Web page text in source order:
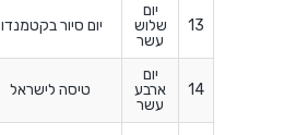
13
יום
שלוש
עשר
יום סיור בקטמנדו
14
יום
ארבע
עשר
טיסה לישראל